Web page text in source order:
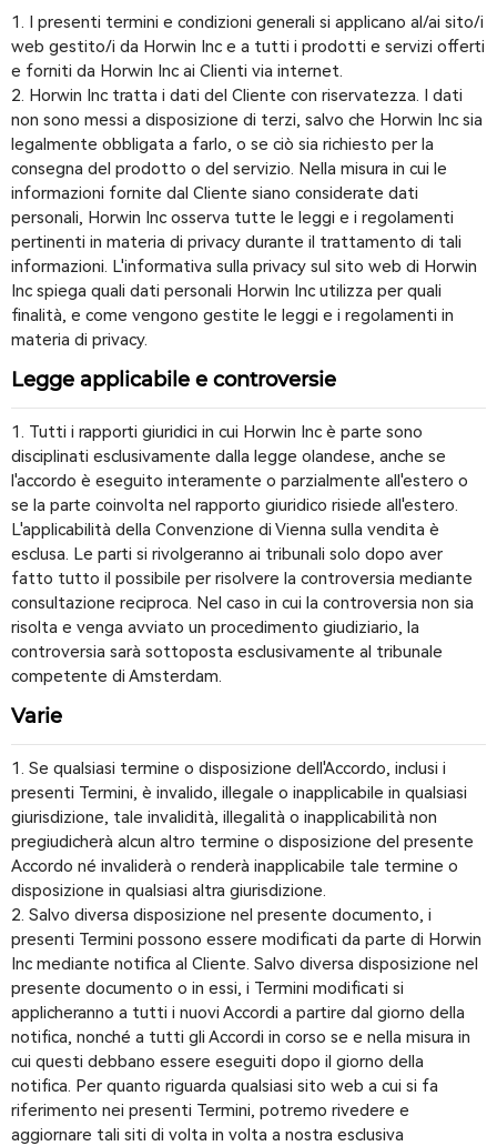
1. I presenti termini e condizioni generali si applicano al/ai sito/i
web gestito/i da Horwin Inc e a tutti i prodotti e servizi offerti
e forniti da Horwin Inc ai Clienti via internet.
2. Horwin Inc tratta i dati del Cliente con riservatezza. I dati
non sono messi a disposizione di terzi, salvo che Horwin Inc sia
legalmente obbligata a farlo, o se ciò sia richiesto per la
consegna del prodotto o del servizio. Nella misura in cui le
informazioni fornite dal Cliente siano considerate dati
personali, Horwin Inc osserva tutte le leggi e i regolamenti
pertinenti in materia di privacy durante il trattamento di tali
informazioni. L'informativa sulla privacy sul sito web di Horwin
Inc spiega quali dati personali Horwin Inc utilizza per quali
finalità, e come vengono gestite le leggi e i regolamenti in
materia di privacy.
Legge applicabile e controversie
1. Tutti i rapporti giuridici in cui Horwin Inc è parte sono
disciplinati esclusivamente dalla legge olandese, anche se
l'accordo è eseguito interamente o parzialmente all'estero o
se la parte coinvolta nel rapporto giuridico risiede all'estero.
L'applicabilità della Convenzione di Vienna sulla vendita è
esclusa. Le parti si rivolgeranno ai tribunali solo dopo aver
fatto tutto il possibile per risolvere la controversia mediante
consultazione reciproca. Nel caso in cui la controversia non sia
risolta e venga avviato un procedimento giudiziario, la
controversia sarà sottoposta esclusivamente al tribunale
competente di Amsterdam.
Varie
1. Se qualsiasi termine o disposizione dell'Accordo, inclusi i
presenti Termini, è invalido, illegale o inapplicabile in qualsiasi
giurisdizione, tale invalidità, illegalità o inapplicabilità non
pregiudicherà alcun altro termine o disposizione del presente
Accordo né invaliderà o renderà inapplicabile tale termine o
disposizione in qualsiasi altra giurisdizione.
2. Salvo diversa disposizione nel presente documento, i
presenti Termini possono essere modificati da parte di Horwin
Inc mediante notifica al Cliente. Salvo diversa disposizione nel
presente documento o in essi, i Termini modificati si
applicheranno a tutti i nuovi Accordi a partire dal giorno della
notifica, nonché a tutti gli Accordi in corso se e nella misura in
cui questi debbano essere eseguiti dopo il giorno della
notifica. Per quanto riguarda qualsiasi sito web a cui si fa
riferimento nei presenti Termini, potremo rivedere e
aggiornare tali siti di volta in volta a nostra esclusiva